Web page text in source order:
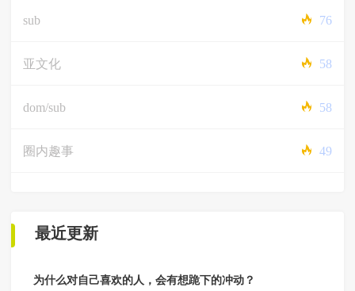
sub 76
亚文化 58
dom/sub 58
圈内趣事 49
最近更新
为什么对自己喜欢的人，会有想跪下的冲动？